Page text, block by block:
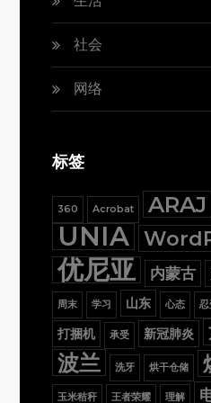
社会
网络
标签
360 Acrobat ARAJ
UNIA
优尼亚 内蒙古
周末 学习 山东 心态 忍
打捆机 承受 新冠肺炎
波兰 洗牙 烘干仓储
玉米秸秆 王者荣耀 理解